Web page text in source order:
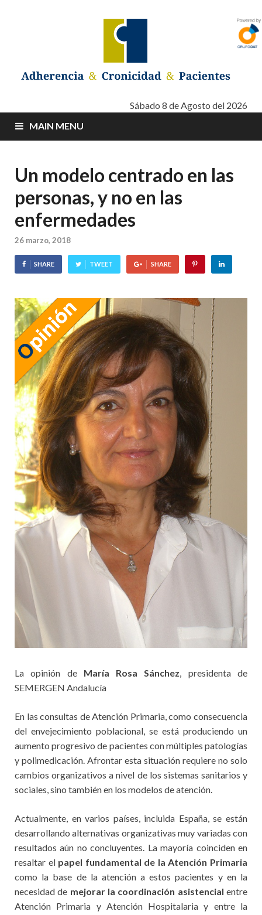
Adherencia –
Cronicidad –
Pacientes
Adherencia – Cronicidad – PacientesSábado 8 de Agosto del 2026
MAIN MENU
Un modelo centrado en las
personas, y no en las
enfermedades
26 marzo, 2018
SHARE TWEET SHARE
La opinión de María Rosa Sánchez, presidenta de
SEMERGEN Andalucía
En las consultas de Atención Primaria, como consecuencia
del envejecimiento poblacional, se está produciendo un
aumento progresivo de pacientes con múltiples patologías
y polimedicación. Afrontar esta situación requiere no solo
cambios organizativos a nivel de los sistemas sanitarios y
sociales, sino también en los modelos de atención.
Actualmente, en varios países, incluida España, se están
desarrollando alternativas organizativas muy variadas con
resultados aún no concluyentes. La mayoría coinciden en
resaltar el papel fundamental de la Atención Primaria
como la base de la atención a estos pacientes y en la
necesidad de mejorar la coordinación asistencial entre
Atención Primaria y Atención Hospitalaria y entre la